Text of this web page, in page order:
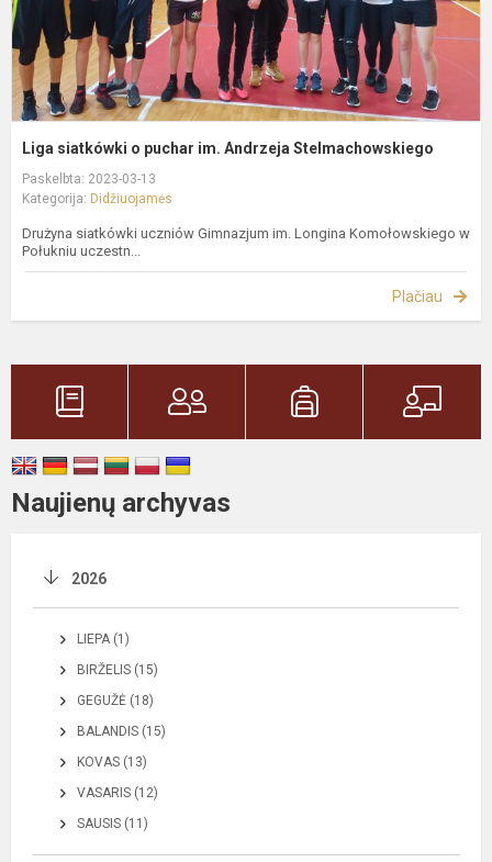
Liga siatkówki o puchar im. Andrzeja Stelmachowskiego
Paskelbta: 2023-03-13
Kategorija: Didžiuojamės
Drużyna siatkówki uczniów Gimnazjum im. Longina Komołowskiego w
Połukniu uczestn...
Plačiau
Naujienų archyvas
2026
LIEPA (1)
BIRŽELIS (15)
GEGUŽĖ (18)
BALANDIS (15)
KOVAS (13)
VASARIS (12)
SAUSIS (11)